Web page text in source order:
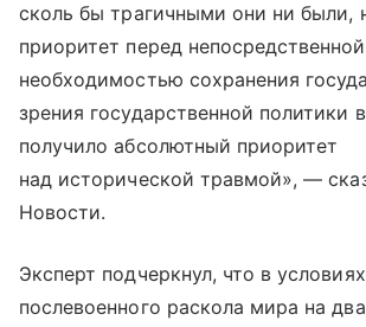
сколь бы трагичными они ни были,
приоритет перед непосредственной
необходимостью сохранения
зрения государственной политики
получило абсолютный приоритет
над исторической травмой», —
Новости.
Эксперт подчеркнул, что в условиях
послевоенного раскола мира на два